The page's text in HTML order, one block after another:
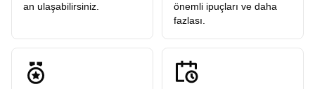
an ulaşabilirsiniz.
önemli ipuçları ve daha
fazlası.